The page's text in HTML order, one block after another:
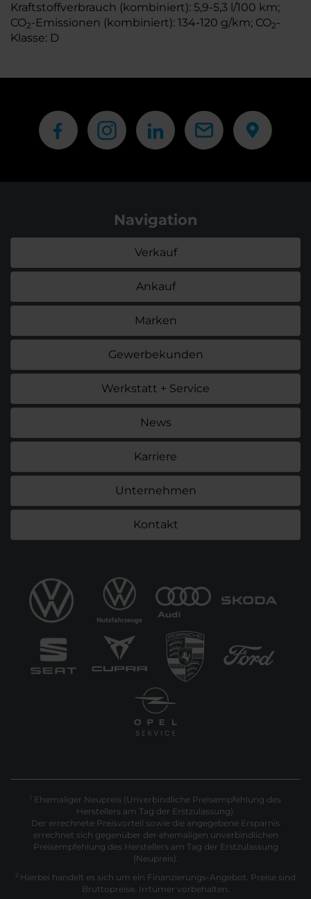
Kraftstoffverbrauch (kombiniert): 5,9-5,3 l/100 km;
CO2-Emissionen (kombiniert): 134-120 g/km; CO2-
Klasse: D
Navigation
Verkauf
Ankauf
Marken
Gewerbekunden
Werkstatt + Service
News
Karriere
Unternehmen
Kontakt
1 Ehemaliger Neupreis (Unverbindliche Preisempfehlung des
Herstellers am Tag der Erstzulassung).
Der errechnete Preisvorteil sowie die angegebene Ersparnis
errechnet sich gegenüber der ehemaligen unverbindlichen
Preisempfehlung des Herstellers am Tag der Erstzulassung
(Neupreis).
2 Hierbei handelt es sich um ein Finanzierungs-Angebot. Preise sind
Bruttopreise. Irrtümer vorbehalten.